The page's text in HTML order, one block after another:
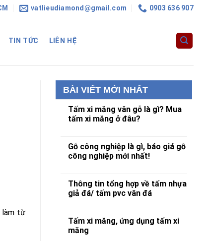
vatlieudiamond@gmail.com 0903 636 907
TIN TỨC LIÊN HỆ
làm từ
BÀI VIẾT MỚI NHẤT
Tấm xi măng vân gỗ là gì? Mua
tấm xi măng ở đâu?
Gỗ công nghiệp là gì, báo giá gỗ
công nghiệp mới nhất!
Thông tin tổng hợp về tấm nhựa
giả đá/ tấm pvc vân đá
Tấm xi măng, ứng dụng tấm xi
măng